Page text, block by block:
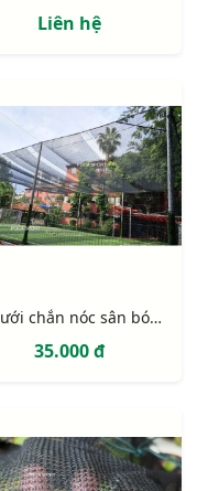
Liên hệ
Lưới chắn nóc sân bóng sợi PE, ô 150mm, có gắng lưới che mát
35.000 đ